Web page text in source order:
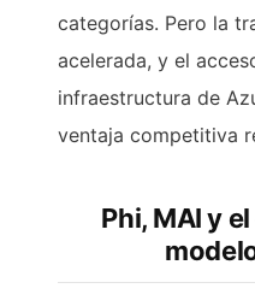
categorías. Pero la
acelerada, y el
infraestructura de
ventaja competitiva
Phi, MAI y